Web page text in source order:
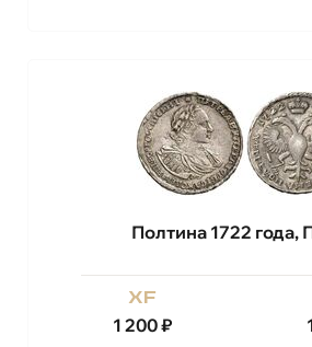
Полтина 1722 года,
xf
1 200₽